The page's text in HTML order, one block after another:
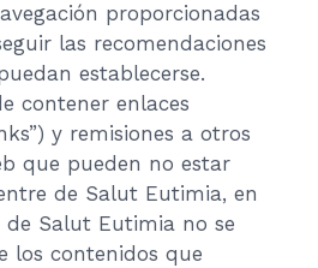
proporcionadas
las recomendaciones
establecerse.
contener enlaces
y remisiones a otros
que pueden no estar
de Salut Eutimia, en
de Salut Eutimia no se
los contenidos que